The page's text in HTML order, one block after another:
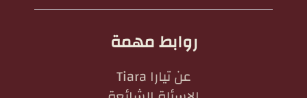
روابط مهمة
عن تيارا Tiara